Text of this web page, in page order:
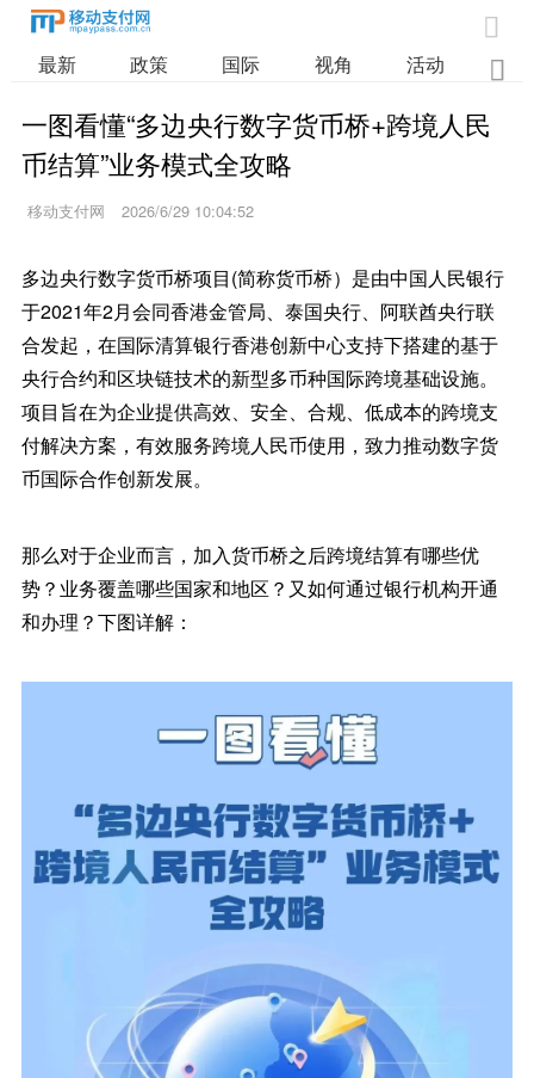

最新 政策 国际 视角 活动 业

一图看懂“多边央行数字货币桥+跨境人民
币结算”业务模式全攻略
移动支付网 2026/6/29 10:04:52
多边央行数字货币桥项目(简称货币桥）是由中国人民银行
于2021年2月会同香港金管局、泰国央行、阿联酋央行联
合发起，在国际清算银行香港创新中心支持下搭建的基于
央行合约和区块链技术的新型多币种国际跨境基础设施。
项目旨在为企业提供高效、安全、合规、低成本的跨境支
付解决方案，有效服务跨境人民币使用，致力推动数字货
币国际合作创新发展。
那么对于企业而言，加入货币桥之后跨境结算有哪些优
势？业务覆盖哪些国家和地区？又如何通过银行机构开通
和办理？下图详解：